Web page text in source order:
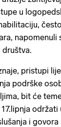
u
napomenuli
pristupi
podrške
bit će
održati
i govora